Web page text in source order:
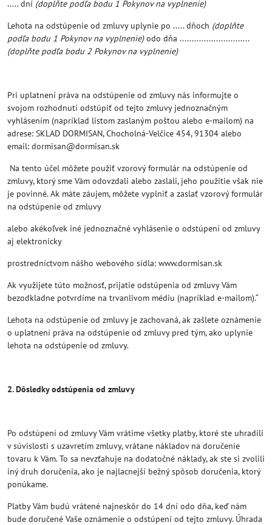
..... dní (doplňte podľa bodu 1 Pokynov na vyplnenie)
Lehota na odstúpenie od zmluvy uplynie po ..... dňoch (doplňte
podľa bodu 1 Pokynov na vyplnenie)odo dňa .............................
(doplňte podľa bodu 2 Pokynov na vyplnenie)
Pri uplatnení práva na odstúpenie od zmluvy nás informujte o
svojom rozhodnutí odstúpiť od tejto zmluvy jednoznačným
vyhlásením (napríklad listom zaslaným poštou alebo e-mailom) na
adrese: SKLAD DORMISAN, Chocholná-Velčice 454, 91304 alebo
email: dormisan@dormisan.sk
Na tento účel môžete použiť vzorový formulár na odstúpenie od
zmluvy, ktorý sme Vám odovzdali alebo zaslali, jeho použitie však nie
je povinné. Ak máte záujem, môžete vyplniť a zaslať vzorový formulár
na odstúpenie od zmluvy
alebo akékoľvek iné jednoznačné vyhlásenie o odstúpení od zmluvy
aj elektronicky
prostredníctvom nášho webového sídla: www.dormisan.sk
Ak využijete túto možnosť, prijatie odstúpenia od zmluvy Vám
bezodkladne potvrdíme na trvanlivom médiu (napríklad e-mailom).“
Lehota na odstúpenie od zmluvy je zachovaná, ak zašlete oznámenie
o uplatnení práva na odstúpenie od zmluvy pred tým, ako uplynie
lehota na odstúpenie od zmluvy.
2. Dôsledky odstúpenia od zmluvy
Po odstúpení od zmluvy Vám vrátime všetky platby, ktoré ste uhradili
v súvislosti s uzavretím zmluvy, vrátane nákladov na doručenie
tovaru k Vám. To sa nevzťahuje na dodatočné náklady, ak ste si zvolili
iný druh doručenia, ako je najlacnejší bežný spôsob doručenia, ktorý
ponúkame.
Platby Vám budú vrátené najneskôr do 14 dní odo dňa, keď nám
bude doručené Vaše oznámenie o odstúpení od tejto zmluvy. Úhrada